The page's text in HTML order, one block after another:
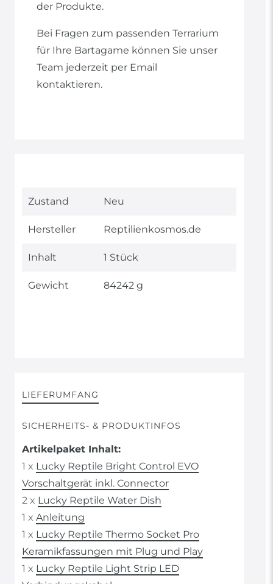
der Produkte.
Bei Fragen zum passenden Terrarium
für Ihre Bartagame können Sie unser
Team jederzeit per Email
kontaktieren.
Technisches
Wert
Zustand Neu
Hersteller Reptilienkosmos.de
Inhalt 1 Stück
Gewicht 84242 g
LIEFERUMFANG
SICHERHEITS- & PRODUKTINFOS
Artikelpaket Inhalt:
1 x Lucky Reptile Bright Control EVO
Vorschaltgerät inkl. Connector
2 x Lucky Reptile Water Dish
1 x Anleitung
1 x Lucky Reptile Thermo Socket Pro
Keramikfassungen mit Plug und Play
1 x Lucky Reptile Light Strip LED